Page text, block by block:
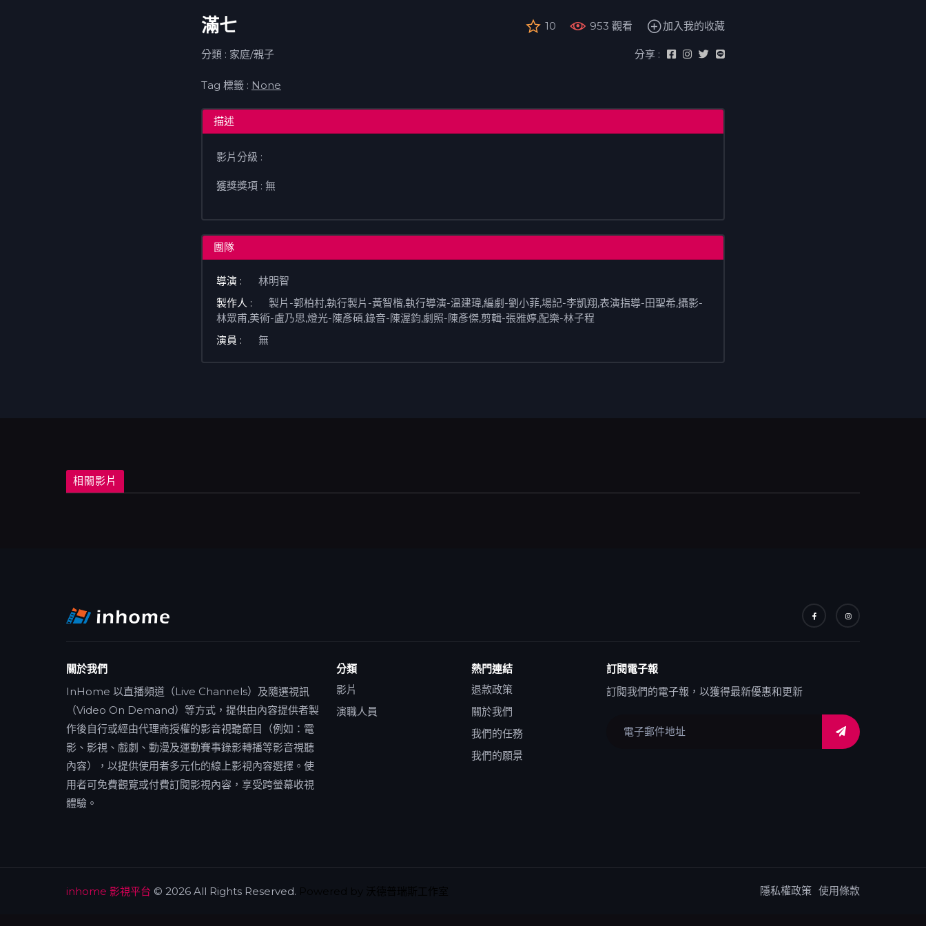
滿七
分類 : 家庭/親子
10 953 觀看 加入我的收藏
分享 :
Tag 標籤 : None
描述
影片分級 :
獲獎獎項 : 無
團隊
導演 :
林明智
製作人 :
製片-郭柏村,執行製片-黃智楷,執行導演-温建瑋,編劇-劉小菲,場記-李凱翔,表演指導-田聖希,攝影-
林眾甫,美術-盧乃思,燈光-陳彥碩,錄音-陳渥鈞,劇照-陳彥傑,剪輯-張雅婷,配樂-林子程
演員 :
無
相關影片
關於我們
InHome 以直播頻道（Live Channels）及隨選視訊
（Video On Demand）等方式，提供由內容提供者製
作後自行或經由代理商授權的影音視聽節目（例如：電
影、影視、戲劇、動漫及運動賽事錄影轉播等影音視聽
內容），以提供使用者多元化的線上影視內容選擇。使
用者可免費觀覽或付費訂閱影視內容，享受跨螢幕收視
體驗。
分類
影片
演職人員
熱門連結
退款政策
關於我們
我們的任務
我們的願景
訂閱電子報
訂閱我們的電子報，以獲得最新優惠和更新
inhome 影視平台 © 2026 All Rights Reserved. 隱私權政策 使用條款